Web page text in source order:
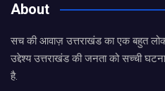
About
सच की आवाज़ उत्तराखंड का एक बहुत
उद्देश्य उत्तराखंड की जनता को सच्ची
है.